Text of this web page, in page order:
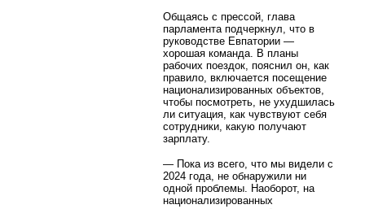
Общаясь с прессой, глава
парламента подчеркнул, что в
руководстве Евпатории —
хорошая команда. В планы
рабочих поездок, пояснил он, как
правило, включается посещение
национализированных объектов,
чтобы посмотреть, не ухудшилась
ли ситуация, как чувствуют себя
сотрудники, какую получают
зарплату.
— Пока из всего, что мы видели с
2024 года, не обнаружили ни
одной проблемы. Наоборот, на
национализированных